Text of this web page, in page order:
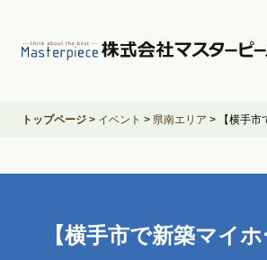
トップページ > イベント > 県南エリア > 【横手
【横手市で新築マイ